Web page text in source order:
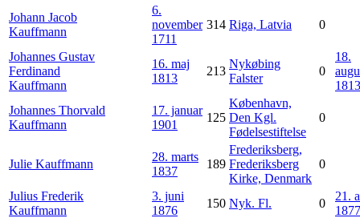
Johann Jacob
Kauffmann
6.
november
1711
314 Riga, Latvia 0
Johannes Gustav
Ferdinand
Kauffmann
16. maj
1813
213
Nykøbing
Falster
0
18.
1813
Johannes Thorvald
Kauffmann
17. januar
1901
125
København,
Den Kgl.
Fødelsestiftelse
0
Julie Kauffmann
28. marts
1837
189
Frederiksberg,
Frederiksberg
Kirke, Denmark
0
Julius Frederik
Kauffmann
3. juni
1876
150 Nyk. Fl. 0
21.
1877